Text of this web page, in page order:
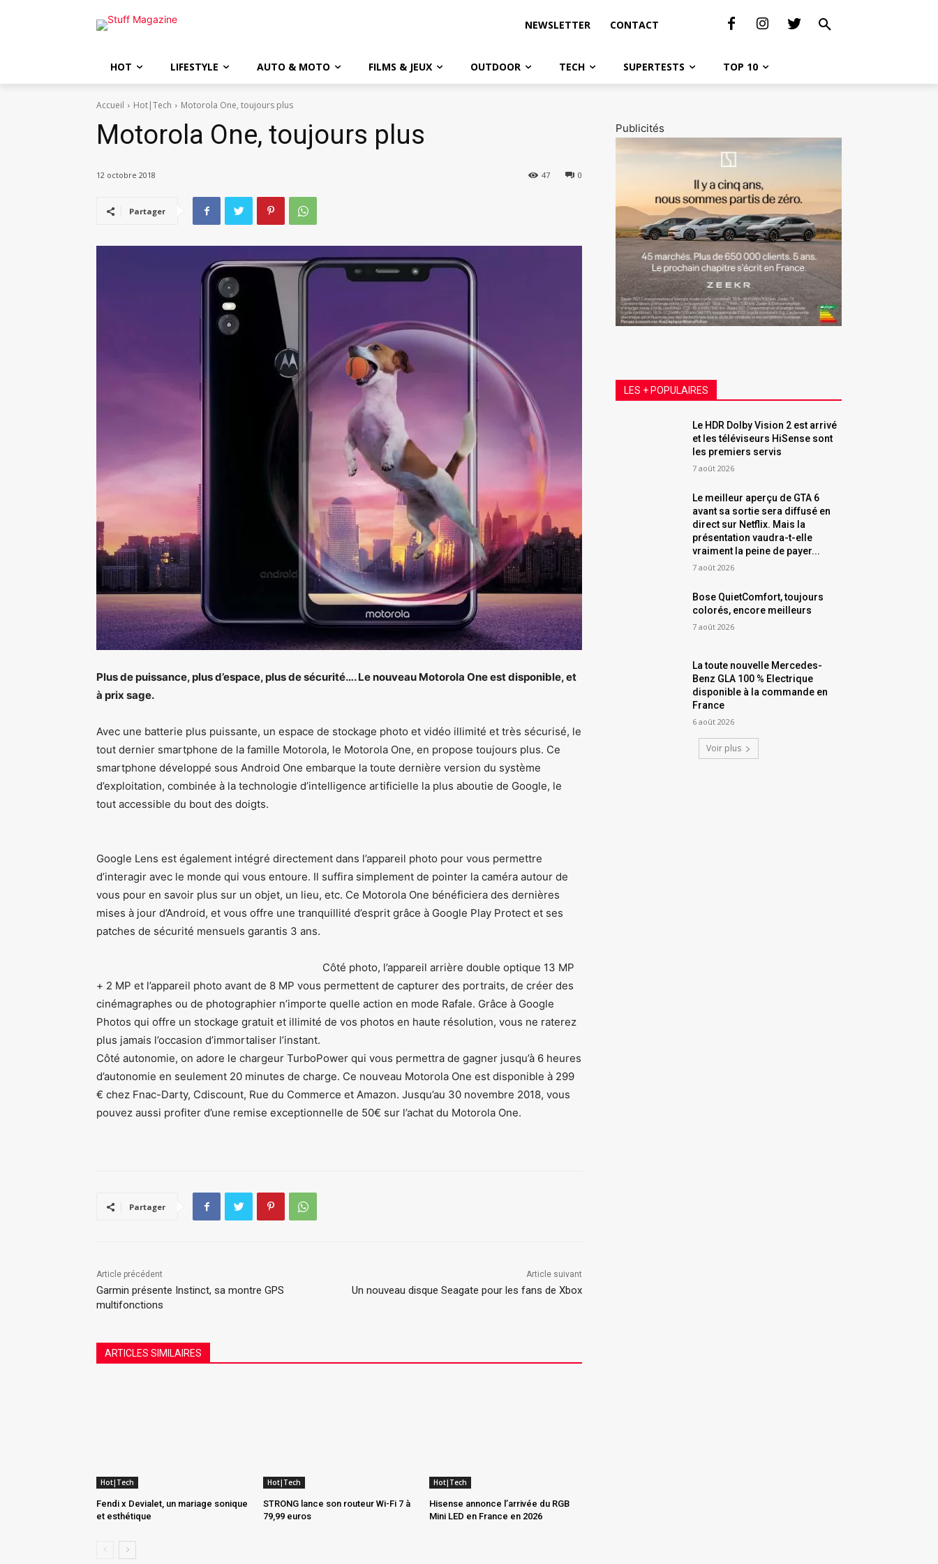
NEWSLETTER CONTACT
HOT LIFESTYLE AUTO & MOTO FILMS & JEUX OUTDOOR TECH SUPERTESTS TOP 10
Accueil Hot|Tech Motorola One, toujours plus
Motorola One, toujours plus
12 octobre 2018 0
47
Partager
Plus de puissance, plus d’espace, plus de sécurité…. Le nouveau Motorola One est disponible, et
à prix sage.
Avec une batterie plus puissante, un espace de stockage photo et vidéo illimité et très sécurisé, le
tout dernier smartphone de la famille Motorola, le Motorola One, en propose toujours plus. Ce
smartphone développé sous Android One embarque la toute dernière version du système
d’exploitation, combinée à la technologie d’intelligence artificielle la plus aboutie de Google, le
tout accessible du bout des doigts.
Google Lens est également intégré directement dans l’appareil photo pour vous permettre
d’interagir avec le monde qui vous entoure. Il suffira simplement de pointer la caméra autour de
vous pour en savoir plus sur un objet, un lieu, etc. Ce Motorola One bénéficiera des dernières
mises à jour d’Android, et vous offre une tranquillité d’esprit grâce à Google Play Protect et ses
patches de sécurité mensuels garantis 3 ans.
Côté photo, l’appareil arrière double optique 13 MP
+ 2 MP et l’appareil photo avant de 8 MP vous permettent de capturer des portraits, de créer des
cinémagraphes ou de photographier n’importe quelle action en mode Rafale. Grâce à Google
Photos qui offre un stockage gratuit et illimité de vos photos en haute résolution, vous ne raterez
plus jamais l’occasion d’immortaliser l’instant.
Côté autonomie, on adore le chargeur TurboPower qui vous permettra de gagner jusqu’à 6 heures
d’autonomie en seulement 20 minutes de charge. Ce nouveau Motorola One est disponible à 299
€ chez Fnac-Darty, Cdiscount, Rue du Commerce et Amazon. Jusqu’au 30 novembre 2018, vous
pouvez aussi profiter d’une remise exceptionnelle de 50€ sur l’achat du Motorola One.
Partager
Article précédent
Garmin présente Instinct, sa montre GPS
multifonctions
Article suivant
Un nouveau disque Seagate pour les fans de Xbox
ARTICLES SIMILAIRES
Hot|Tech
Fendi x Devialet, un mariage sonique
et esthétique
Hot|Tech
STRONG lance son routeur Wi-Fi 7 à
79,99 euros
Hot|Tech
Hisense annonce l’arrivée du RGB
Mini LED en France en 2026
Publicités
LES + POPULAIRES
Le HDR Dolby Vision 2 est arrivé
et les téléviseurs HiSense sont
les premiers servis
7 août 2026
Le meilleur aperçu de GTA 6
avant sa sortie sera diffusé en
direct sur Netflix. Mais la
présentation vaudra-t-elle
vraiment la peine de payer...
7 août 2026
Bose QuietComfort, toujours
colorés, encore meilleurs
7 août 2026
La toute nouvelle Mercedes-
Benz GLA 100 % Electrique
disponible à la commande en
France
6 août 2026
Voir plus